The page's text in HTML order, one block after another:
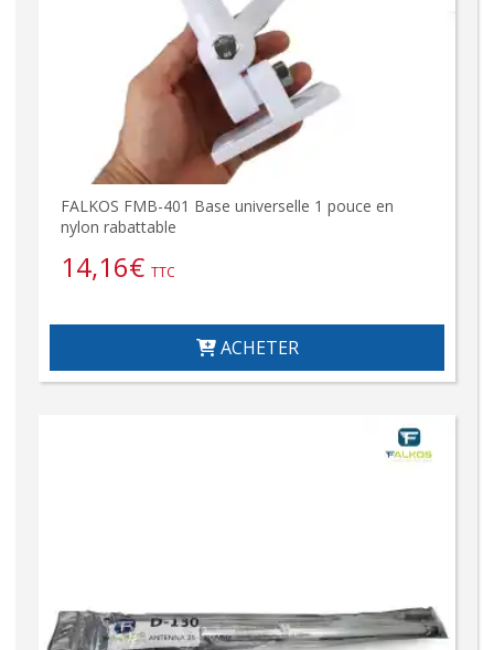
FALKOS FMB-401 Base universelle 1 pouce en
nylon rabattable
14,16€ TTC
ACHETER